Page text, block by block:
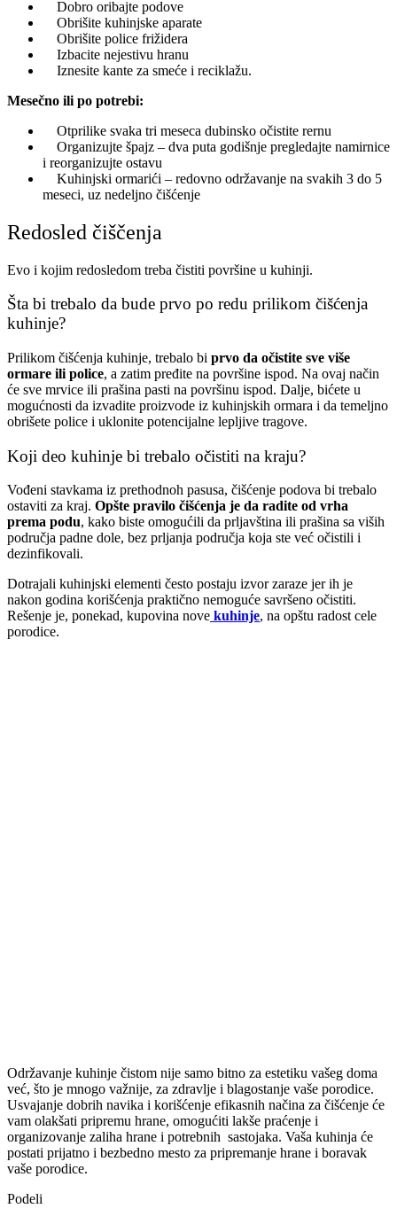
Dobro oribajte podove
Obrišite kuhinjske aparate
Obrišite police frižidera
Izbacite nejestivu hranu
Iznesite kante za smeće i reciklažu.
Mesečno ili po potrebi:
Otprilike svaka tri meseca dubinsko očistite rernu
Organizujte špajz – dva puta godišnje pregledajte namirnice
i reorganizujte ostavu
Kuhinjski ormarići – redovno održavanje na svakih 3 do 5
meseci, uz nedeljno čišćenje
Redosled čiščenja
Evo i kojim redosledom treba čistiti površine u kuhinji.
Šta bi trebalo da bude prvo po redu prilikom čišćenja
kuhinje?
Prilikom čišćenja kuhinje, trebalo bi prvo da očistite sve više
ormare ili police, a zatim pređite na površine ispod. Na ovaj način
će sve mrvice ili prašina pasti na površinu ispod. Dalje, bićete u
mogućnosti da izvadite proizvode iz kuhinjskih ormara i da temeljno
obrišete police i uklonite potencijalne lepljive tragove.
Koji deo kuhinje bi trebalo očistiti na kraju?
Vođeni stavkama iz prethodnoh pasusa, čišćenje podova bi trebalo
ostaviti za kraj. Opšte pravilo čišćenja je da radite od vrha
prema podu, kako biste omogućili da prljavština ili prašina sa viših
područja padne dole, bez prljanja područja koja ste već očistili i
dezinfikovali.
Dotrajali kuhinjski elementi često postaju izvor zaraze jer ih je
nakon godina korišćenja praktično nemoguće savršeno očistiti.
Rešenje je, ponekad, kupovina nove kuhinje, na opštu radost cele
porodice.
Održavanje kuhinje čistom nije samo bitno za estetiku vašeg doma
već, što je mnogo važnije, za zdravlje i blagostanje vaše porodice.
Usvajanje dobrih navika i korišćenje efikasnih načina za čišćenje će
vam olakšati pripremu hrane, omogućiti lakše praćenje i
organizovanje zaliha hrane i potrebnih sastojaka. Vaša kuhinja će
postati prijatno i bezbedno mesto za pripremanje hrane i boravak
vaše porodice.
Podeli